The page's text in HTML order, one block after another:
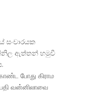
සංචාරයක
ඇත්තන් හමුවී
போது கிராம
வன்னிலாவை